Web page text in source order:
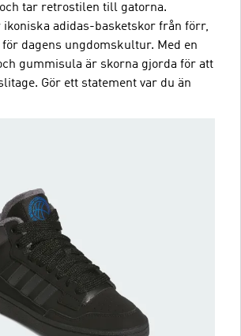
tar retrostilen till gatorna.
ikoniska adidas-basketskor från förr,
dagens ungdomskultur. Med en
gummisula är skorna gjorda för att
Gör ett statement var du än